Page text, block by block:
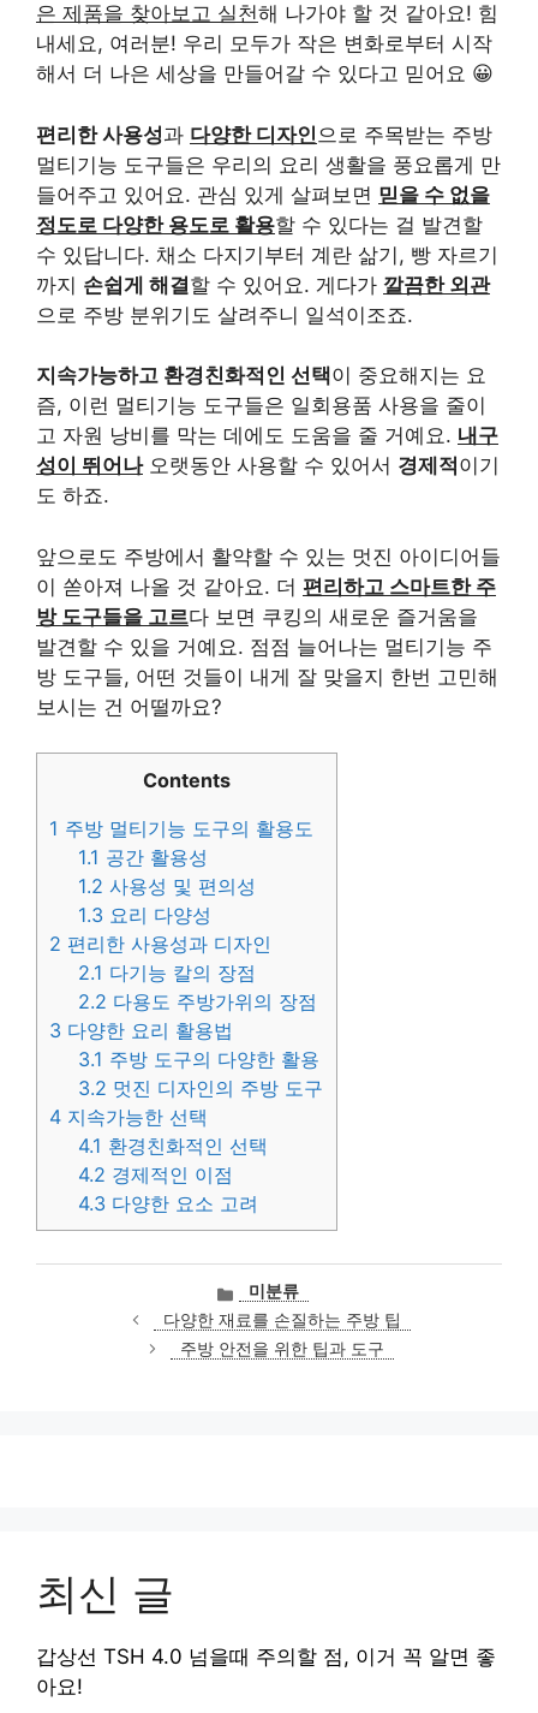
은 제품을 찾아보고 실천해 나가야 할 것 같아요! 힘
내세요, 여러분! 우리 모두가 작은 변화로부터 시작
해서 더 나은 세상을 만들어갈 수 있다고 믿어요 😀
편리한 사용성과 다양한 디자인 으로 주목받는 주방
멀티기능 도구들은 우리의 요리 생활을 풍요롭게 만
들어주고 있어요. 관심 있게 살펴보면 믿을 수 없을
정도로 다양한 용도로 활용할 수 있다는 걸 발견할
수 있답니다. 채소 다지기부터 계란 삶기, 빵 자르기
까지 손쉽게 해결할 수 있어요. 게다가 깔끔한 외관
으로 주방 분위기도 살려주니 일석이조죠.
지속가능하고 환경친화적인 선택이 중요해지는 요
즘, 이런 멀티기능 도구들은 일회용품 사용을 줄이
고 자원 낭비를 막는 데에도 도움을 줄 거예요. 내구
성이 뛰어나오랫동안 사용할 수 있어서 경제적 이기
도 하죠.
앞으로도 주방에서 활약할 수 있는 멋진 아이디어들
이 쏟아져 나올 것 같아요. 더 편리하고 스마트한 주
방 도구들을 고르다 보면 쿠킹의 새로운 즐거움을
발견할 수 있을 거예요. 점점 늘어나는 멀티기능 주
방 도구들, 어떤 것들이 내게 잘 맞을지 한번 고민해
보시는 건 어떨까요?
Contents
1 주방 멀티기능 도구의 활용도
1.1 공간 활용성
1.2 사용성 및 편의성
1.3 요리 다양성
2 편리한 사용성과 디자인
2.1 다기능 칼의 장점
2.2 다용도 주방가위의 장점
3 다양한 요리 활용법
3.1 주방 도구의 다양한 활용
3.2 멋진 디자인의 주방 도구
4 지속가능한 선택
4.1 환경친화적인 선택
4.2 경제적인 이점
4.3 다양한 요소 고려
카
테
고
리
미분류
다양한 재료를 손질하는 주방 팁
주방 안전을 위한 팁과 도구
최신 글
갑상선 TSH 4.0 넘을때 주의할 점, 이거 꼭 알면 좋
아요!